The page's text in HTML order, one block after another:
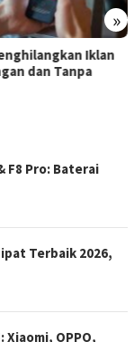
»
Suara di HP
dan iPhone
Jernih
F8 Pro: Baterai
Terbaik 2026,
OPPO,